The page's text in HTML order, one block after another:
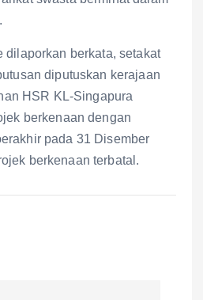
dilaporkan berkata, setakat
diputuskan kerajaan
HSR KL-Singapura
berkenaan dengan
pada 31 Disember
berkenaan terbatal.